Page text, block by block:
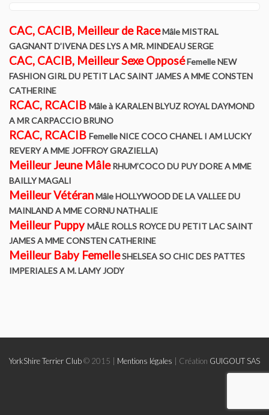
Dépistage radiographique – Rotules- Cotations et Tan Biewer
Terrier
Eleveurs
Liste des éleveurs Yorkshire
Liste des éleveurs Biewer
YORKSHIRE TERRIER Contrat éleveur signataire de la charte
de qualité du YTC et BT
BIEWER TERRIER Contrat éleveur signataire de la charte de
qualité du YTC et BT
Expositions
CAC, CACIB, Meilleur de RaceMâle MISTRAL
GAGNANT D’IVENA DES LYS A MR. MINDEAU SERGE
CAC, CACIB, Meilleur Sexe OpposéFemelle NEW
FASHION GIRL DU PETIT LAC SAINT JAMES A MME CONSTEN
CATHERINE
RCAC, RCACIB Mâle à KARALEN BLYUZ ROYAL DAYMOND
A MR CARPACCIO BRUNO
RCAC, RCACIB Femelle NICE COCO CHANEL I AM LUCKY
REVERY A MME JOFFROY GRAZIELLA)
Meilleur Jeune MâleRHUM’COCO DU PUY DORE A MME
BAILLY MAGALI
Meilleur VétéranMâle HOLLYWOOD DE LA VALLEE DU
MAINLAND A MME CORNU NATHALIE
Meilleur PuppyMÂLE ROLLS ROYCE DU PETIT LAC SAINT
JAMES A MME CONSTEN CATHERINE
Meilleur Baby FemelleSHELSEA SO CHIC DES PATTES
IMPERIALES A M. LAMY JODY
YorkShire Terrier Club© 2015 | Mentions légales | Création GUIGOUT SAS